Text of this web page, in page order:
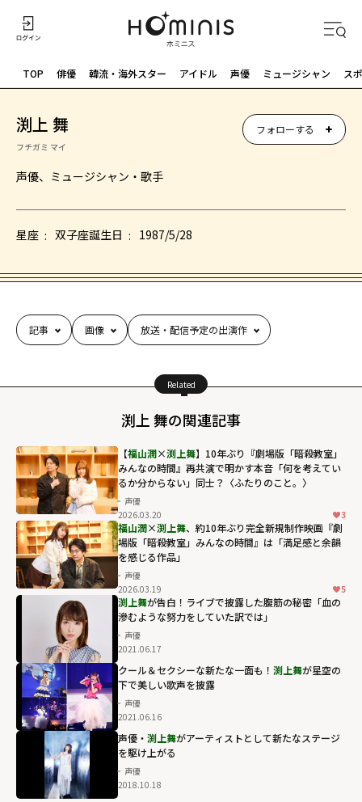
TOP 俳優 韓流・海外スター アイドル 声優 ミュージシャン ス
渕上 舞
フチガミ マイ
声優、ミュージシャン・歌手
フォローする
星座 双子座誕生日 1987/5/28
記事 画像 放送・配信予定の出演作
Related
渕上 舞の関連記事
【福山潤×渕上舞】10年ぶり『劇場版「暗殺教室」
みんなの時間』再共演で明かす本音「何を考えてい
るか分からない」同士？〈ふたりのこと。〉
声優
2026.03.20
3
福山潤×渕上舞、約10年ぶり完全新規制作映画『劇
場版「暗殺教室」みんなの時間』は「満足感と余韻
を感じる作品」
声優
2026.03.19
5
渕上舞が告白！ライブで披露した腹筋の秘密「血の
滲むような努力をしていた訳では」
声優
2021.06.17
クール＆セクシーな新たな一面も！ 渕上舞が星空の
下で美しい歌声を披露
声優
2021.06.16
声優・ 渕上舞がアーティストとして新たなステージ
を駆け上がる
声優
2018.10.18